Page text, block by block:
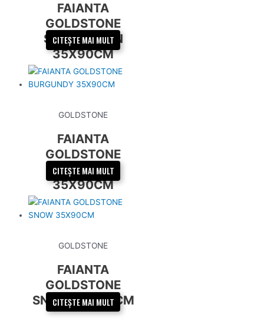
FAIANTA
GOLDSTONE
SNOW CHAIN
35X90CM
CITEȘTE MAI MULT
GOLDSTONE
FAIANTA
GOLDSTONE
BURGUNDY
35X90CM
CITEȘTE MAI MULT
GOLDSTONE
FAIANTA
GOLDSTONE
SNOW 35X90CM
CITEȘTE MAI MULT